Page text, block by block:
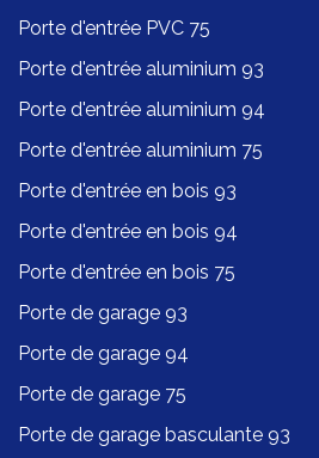
Porte d'entrée PVC 75
Porte d'entrée aluminium 93
Porte d'entrée aluminium 94
Porte d'entrée aluminium 75
Porte d'entrée en bois 93
Porte d'entrée en bois 94
Porte d'entrée en bois 75
Porte de garage 93
Porte de garage 94
Porte de garage 75
Porte de garage basculante 93